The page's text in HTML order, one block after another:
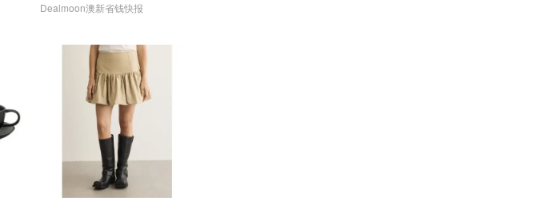
Dealmoon澳新省钱快报